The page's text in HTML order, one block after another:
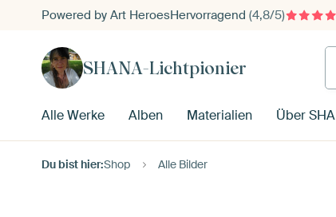
Powered by Art HeroesHervorragend (4,8/5)
SHANA-Lichtpionier
Alle Werke Alben Materialien Über
Du bist hier:Shop Alle Bilder